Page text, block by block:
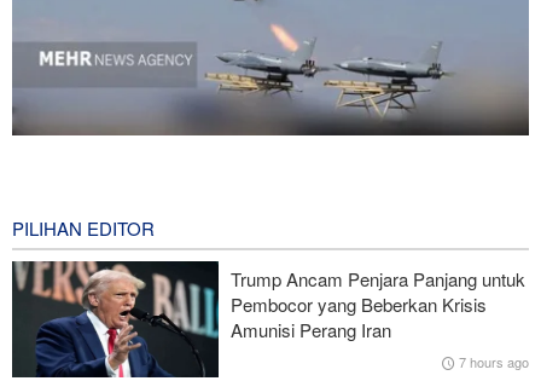
Brigjen Akrami Nia: Artesh dalam Kondisi Siaga Penuh
Foreign Policy: Riyadh Terjepit di Antara Iran dan Ansarullah,
Kebijakan Ini Gagal
PILIHAN EDITOR
Trump Ancam Penjara Panjang untuk
Pembocor yang Beberkan Krisis
Amunisi Perang Iran
7 hours ago